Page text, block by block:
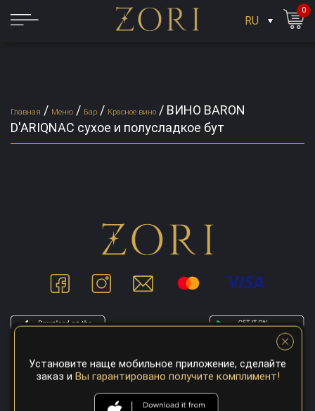
RU
0
Главная / Меню / Бар / Красное вино / ВИНО BARON
D'ARIQNAC сухое и полусладкое бут
A top 100 best steaks restaurant in
Установите наще мобильное приложение, сделайте
заказ и Вы гарантировано получите комплимент!